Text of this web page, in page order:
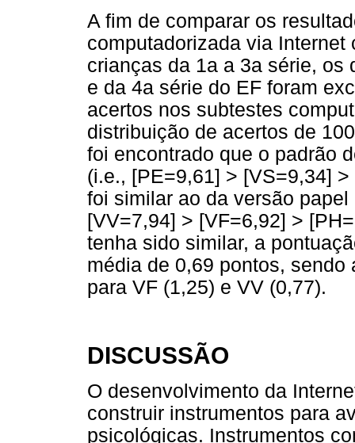
A fim de comparar os
computadorizada via
crianças da 1a a 3a série, os
e da 4a série do EF foram
acertos nos subtestes
distribuição de acertos de
foi encontrado que o padrão
(i.e., [PE=9,61] > [VS=9,34]
foi similar ao da versão
[VV=7,94] > [VF=6,92] >
tenha sido similar, a
média de 0,69 pontos,
para VF (1,25) e VV (0,77).
DISCUSSÃO
O desenvolvimento da
construir instrumentos para
psicológicas. Instrumentos